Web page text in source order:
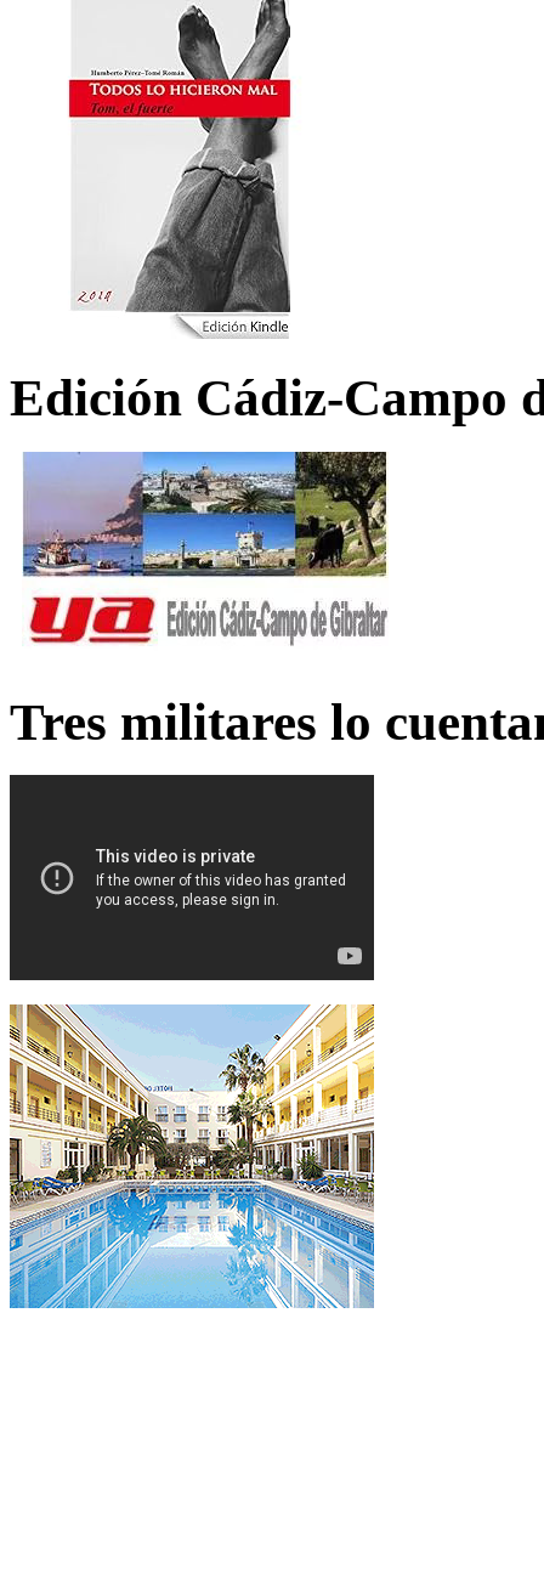
Edición Cádiz-Campo
Tres militares lo